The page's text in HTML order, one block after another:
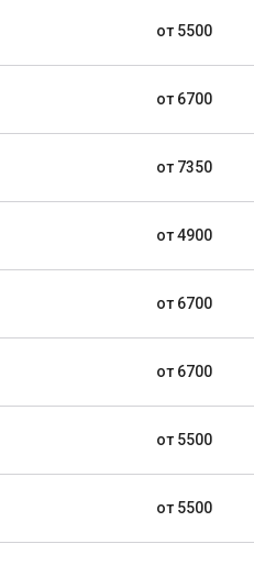
от 5500
от 6700
от 7350
от 4900
от 6700
от 6700
от 5500
от 5500